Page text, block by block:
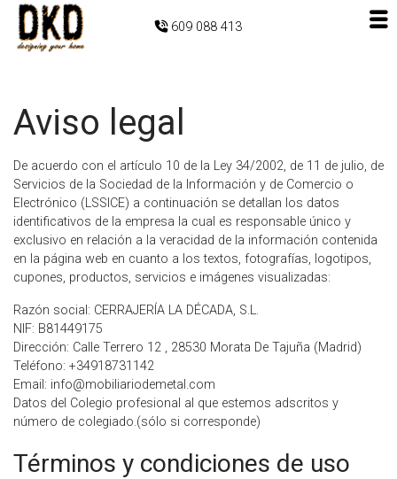
609 088 413
Aviso legal
De acuerdo con el artículo 10 de la Ley 34/2002, de 11 de julio, de
Servicios de la Sociedad de la Información y de Comercio o
Electrónico (LSSICE) a continuación se detallan los datos
identificativos de la empresa la cual es responsable único y
exclusivo en relación a la veracidad de la información contenida
en la página web en cuanto a los textos, fotografías, logotipos,
cupones, productos, servicios e imágenes visualizadas:
Razón social: CERRAJERÍA LA DÉCADA, S.L.
NIF: B81449175
Dirección: Calle Terrero 12 , 28530 Morata De Tajuña (Madrid)
Teléfono: +34918731142
Email: info@mobiliariodemetal.com
Datos del Colegio profesional al que estemos adscritos y
número de colegiado.(sólo si corresponde)
Términos y condiciones de uso